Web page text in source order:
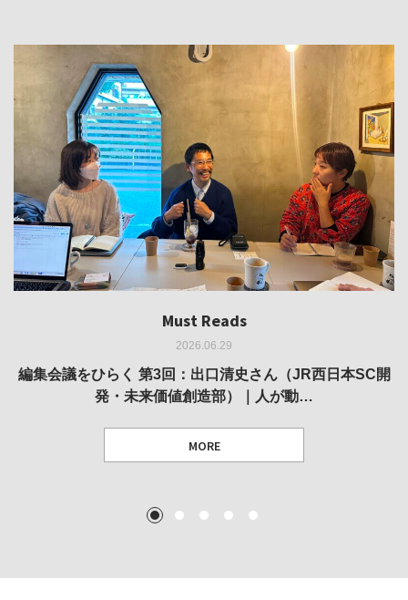
Must Reads
2026.06.29
編集会議をひらく 第3回：出口清史さん（JR西日本SC開
発・未来価値創造部）｜人が動…
MORE
Must Reads
2026.05.14
REVIEW｜果たして美術家・梅津庸一は、「大阪のゆかり
作家」となることができたのか…
Must Reads
2026.03.11
REPORT｜博覧会の残像
MORE
Must Reads
2026.02.25
REVIEW｜菊池聡太朗 個展「余りの風景」
MORE
Must Reads
2025.10.01
REVIEW｜生の存在証明としての線——「ライフライン」
展
1 2 3 4 5